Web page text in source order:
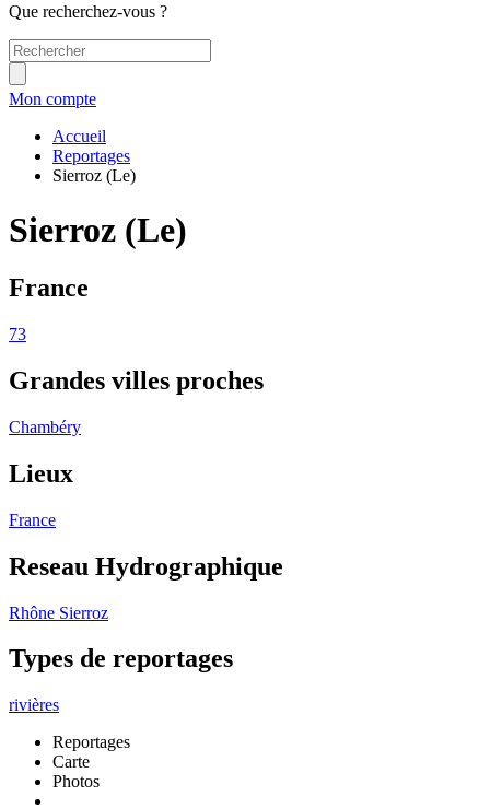
Que recherchez-vous ?
Mon compte
Accueil
Reportages
Sierroz (Le)
Sierroz (Le)
France
73
Grandes villes proches
Chambéry
Lieux
France
Reseau Hydrographique
Rhône Sierroz
Types de reportages
rivières
Reportages
Carte
Photos